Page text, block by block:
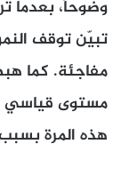
وضوحاً، بعدما
تبيّن توقف
مفاجئة. كما
مستوى قياسي
هذه المرة